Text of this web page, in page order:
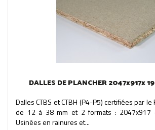
DALLES DE PLANCHER 2047x917x
Dalles CTBS et CTBH (P4-P5) certifiées par
de 12 à 38 mm et 2 formats : 2047x917
Usinées en rainures et...